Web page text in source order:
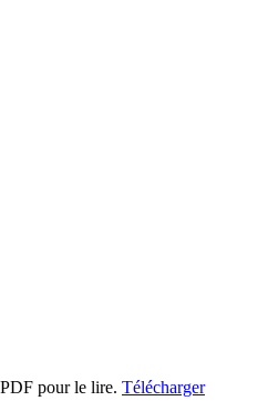
pour le lire. Télécharger